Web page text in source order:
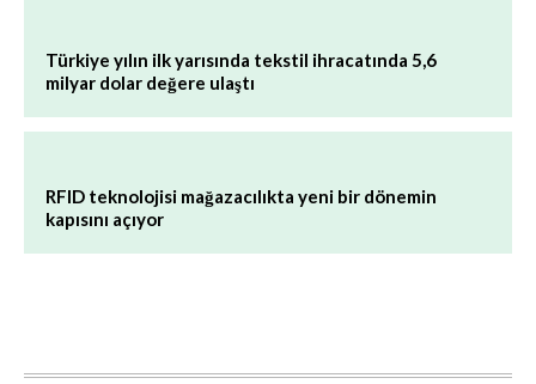
Türkiye yılın ilk yarısında tekstil ihracatında 5,6
milyar dolar değere ulaştı
RFID teknolojisi mağazacılıkta yeni bir dönemin
kapısını açıyor